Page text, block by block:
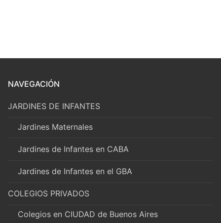
NAVEGACIÓN
JARDINES DE INFANTES
Jardines Maternales
Jardines de Infantes en CABA
Jardines de Infantes en el GBA
COLEGIOS PRIVADOS
Colegios en CIUDAD de Buenos Aires